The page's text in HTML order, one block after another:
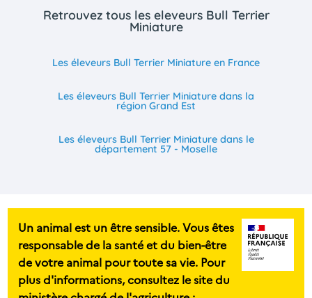
Retrouvez tous les eleveurs Bull Terrier
Miniature
Les éleveurs Bull Terrier Miniature en France
Les éleveurs Bull Terrier Miniature dans la
région Grand Est
Les éleveurs Bull Terrier Miniature dans le
département 57 - Moselle
Un animal est un être sensible. Vous êtes
responsable de la santé et du bien-être
de votre animal pour toute sa vie. Pour
plus d'informations, consultez le site du